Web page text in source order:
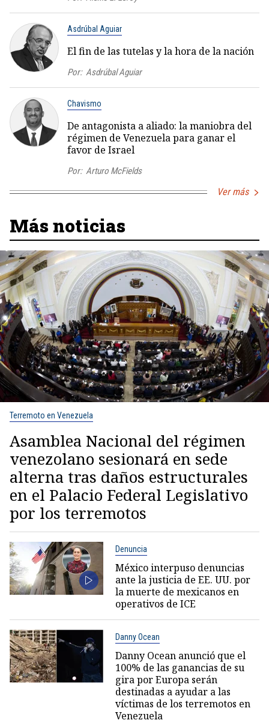
Asdrúbal Aguiar
El fin de las tutelas y la hora de la nación
Por: Asdrúbal Aguiar
Chavismo
De antagonista a aliado: la maniobra del
régimen de Venezuela para ganar el
favor de Israel
Por: Arturo McFields
Ver más
Más noticias
Terremoto en Venezuela
Asamblea Nacional del régimen
venezolano sesionará en sede
alterna tras daños estructurales
en el Palacio Federal Legislativo
por los terremotos
Denuncia
México interpuso denuncias
ante la justicia de EE. UU. por
la muerte de mexicanos en
operativos de ICE
Danny Ocean
Danny Ocean anunció que el
100% de las ganancias de su
gira por Europa serán
destinadas a ayudar a las
víctimas de los terremotos en
Venezuela